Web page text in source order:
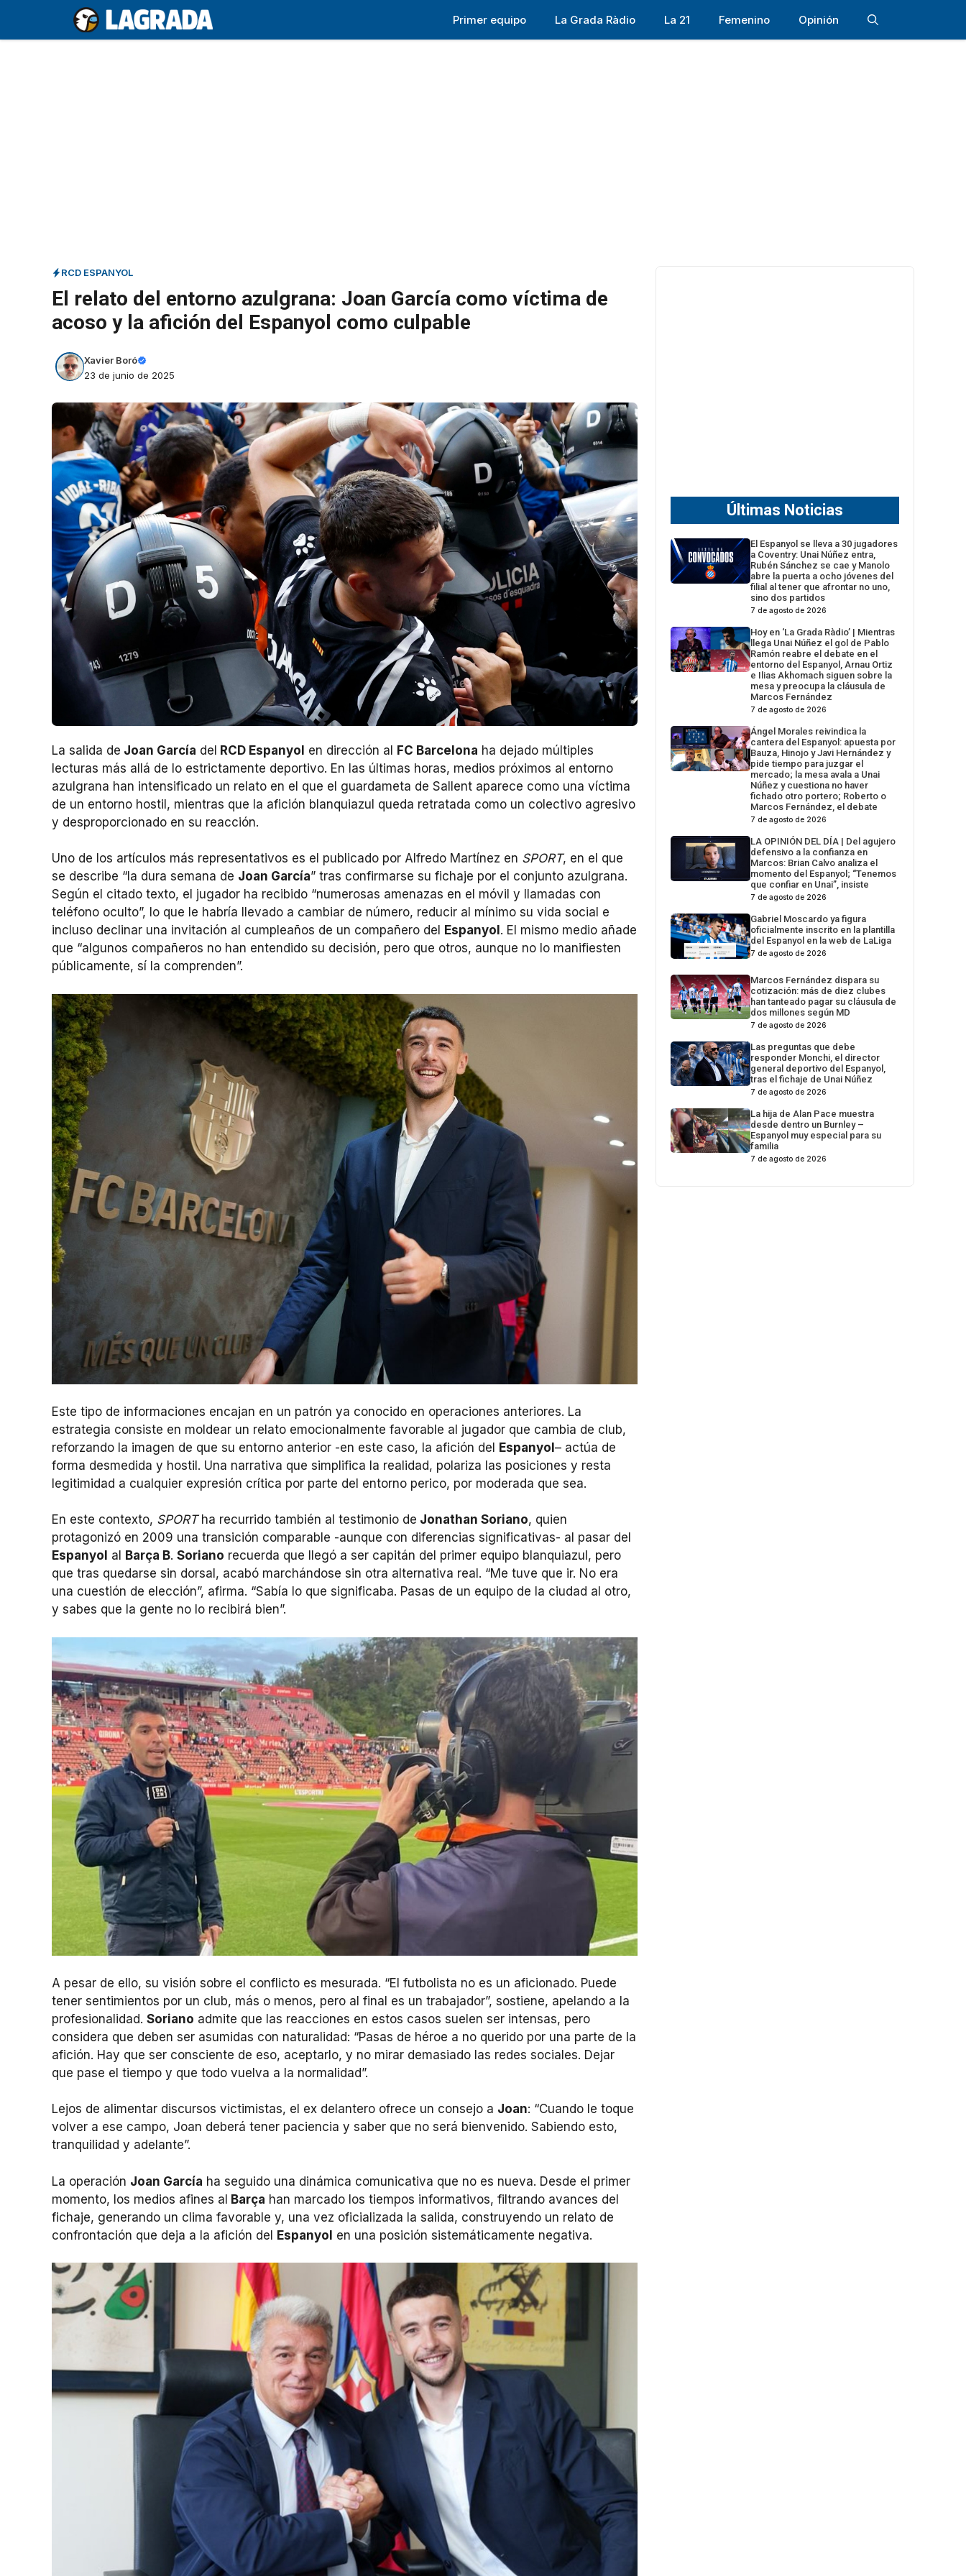
contenido
Primer equipo La Grada Ràdio La 21 Femenino Opinión
RCD ESPANYOL
El relato del entorno azulgrana: Joan García como víctima de
acoso y la afición del Espanyol como culpable
Xavier Boró
23 de junio de 2025
La salida de Joan García del RCD Espanyol en dirección al FC Barcelona ha dejado múltiples
lecturas más allá de lo estrictamente deportivo. En las últimas horas, medios próximos al entorno
azulgrana han intensificado un relato en el que el guardameta de Sallent aparece como una víctima
de un entorno hostil, mientras que la afición blanquiazul queda retratada como un colectivo agresivo
y desproporcionado en su reacción.
Uno de los artículos más representativos es el publicado por Alfredo Martínez en SPORT, en el que
se describe “la dura semana de Joan García” tras confirmarse su fichaje por el conjunto azulgrana.
Según el citado texto, el jugador ha recibido “numerosas amenazas en el móvil y llamadas con
teléfono oculto”, lo que le habría llevado a cambiar de número, reducir al mínimo su vida social e
incluso declinar una invitación al cumpleaños de un compañero del
Espanyol . El mismo medio añade
que “algunos compañeros no han entendido su decisión, pero que otros, aunque no lo manifiesten
públicamente, sí la comprenden”.
Este tipo de informaciones encajan en un patrón ya conocido en operaciones anteriores. La
estrategia consiste en moldear un relato emocionalmente favorable al jugador que cambia de club,
reforzando la imagen de que su entorno anterior -en este caso, la afición del Espanyol– actúa de
forma desmedida y hostil. Una narrativa que simplifica la realidad, polariza las posiciones y resta
legitimidad a cualquier expresión crítica por parte del entorno perico, por moderada que sea.
En este contexto, SPORTha recurrido también al testimonio de Jonathan Soriano, quien
protagonizó en 2009 una transición comparable -aunque con diferencias significativas- al pasar del
Espanyol al Barça B. Soriano recuerda que llegó a ser capitán del primer equipo blanquiazul, pero
que tras quedarse sin dorsal, acabó marchándose sin otra alternativa real. “Me tuve que ir. No era
una cuestión de elección”, afirma. “Sabía lo que significaba. Pasas de un equipo de la ciudad al otro,
y sabes que la gente no lo recibirá bien”.
A pesar de ello, su visión sobre el conflicto es mesurada. “El futbolista no es un aficionado. Puede
tener sentimientos por un club, más o menos, pero al final es un trabajador”, sostiene, apelando a la
profesionalidad. Soriano admite que las reacciones en estos casos suelen ser intensas, pero
considera que deben ser asumidas con naturalidad: “Pasas de héroe a no querido por una parte de la
afición. Hay que ser consciente de eso, aceptarlo, y no mirar demasiado las redes sociales. Dejar
que pase el tiempo y que todo vuelva a la normalidad”.
Lejos de alimentar discursos victimistas, el ex delantero ofrece un consejo a Joan: “Cuando le toque
volver a ese campo, Joan deberá tener paciencia y saber que no será bienvenido. Sabiendo esto,
tranquilidad y adelante”.
La operación Joan García ha seguido una dinámica comunicativa que no es nueva. Desde el primer
momento, los medios afines al Barça han marcado los tiempos informativos, filtrando avances del
fichaje, generando un clima favorable y, una vez oficializada la salida, construyendo un relato de
confrontación que deja a la afición del Espanyol en una posición sistemáticamente negativa.
Últimas Noticias
El Espanyol se lleva a 30 jugadores
a Coventry: Unai Núñez entra,
Rubén Sánchez se cae y Manolo
abre la puerta a ocho jóvenes del
filial al tener que afrontar no uno,
sino dos partidos
7 de agosto de 2026
Hoy en ‘La Grada Ràdio’ | Mientras
llega Unai Núñez el gol de Pablo
Ramón reabre el debate en el
entorno del Espanyol, Arnau Ortiz
e Ilias Akhomach siguen sobre la
mesa y preocupa la cláusula de
Marcos Fernández
7 de agosto de 2026
Ángel Morales reivindica la
cantera del Espanyol: apuesta por
Bauza, Hinojo y Javi Hernández y
pide tiempo para juzgar el
mercado; la mesa avala a Unai
Núñez y cuestiona no haver
fichado otro portero; Roberto o
Marcos Fernández, el debate
7 de agosto de 2026
LA OPINIÓN DEL DÍA | Del agujero
defensivo a la confianza en
Marcos: Brian Calvo analiza el
momento del Espanyol; “Tenemos
que confiar en Unai”, insiste
7 de agosto de 2026
Gabriel Moscardo ya figura
oficialmente inscrito en la plantilla
del Espanyol en la web de LaLiga
7 de agosto de 2026
Marcos Fernández dispara su
cotización: más de diez clubes
han tanteado pagar su cláusula de
dos millones según MD
7 de agosto de 2026
Las preguntas que debe
responder Monchi, el director
general deportivo del Espanyol,
tras el fichaje de Unai Núñez
7 de agosto de 2026
La hija de Alan Pace muestra
desde dentro un Burnley –
Espanyol muy especial para su
familia
7 de agosto de 2026